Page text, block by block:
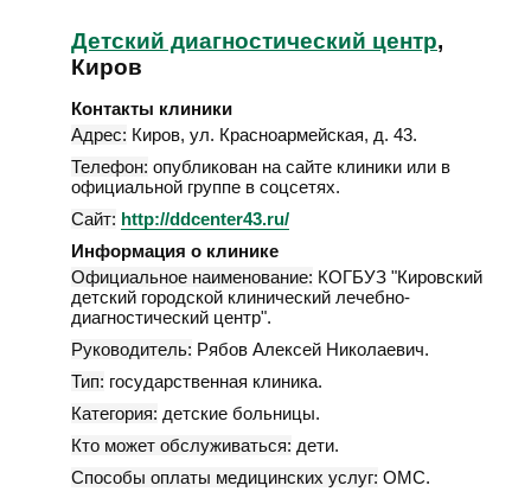
Детский диагностический центр,
Киров
Контакты клиники
Адрес: Киров, ул. Красноармейская, д. 43.
Телефон: опубликован на сайте клиники или в
официальной группе в соцсетях.
Сайт: http://ddcenter43.ru/
Информация о клинике
Официальное наименование: КОГБУЗ "Кировский
детский городской клинический лечебно-
диагностический центр".
Руководитель: Рябов Алексей Николаевич.
Тип: государственная клиника.
Категория: детские больницы.
Кто может обслуживаться: дети.
Способы оплаты медицинских услуг: ОМС.